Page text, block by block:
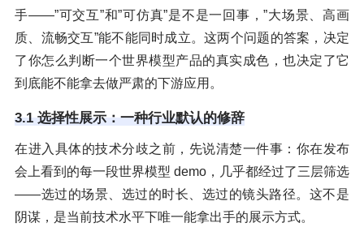
手——”可交互”和”可仿真”是不是一回事，”大场景、高画
质、流畅交互”能不能同时成立。这两个问题的答案，决定
了你怎么判断一个世界模型产品的真实成色，也决定了它
到底能不能拿去做严肃的下游应用。
3.1 选择性展示：一种行业默认的修辞
在进入具体的技术分歧之前，先说清楚一件事：你在发布
会上看到的每一段世界模型 demo，几乎都经过了三层筛选
——选过的场景、选过的时长、选过的镜头路径。这不是
阴谋，是当前技术水平下唯一能拿出手的展示方式。